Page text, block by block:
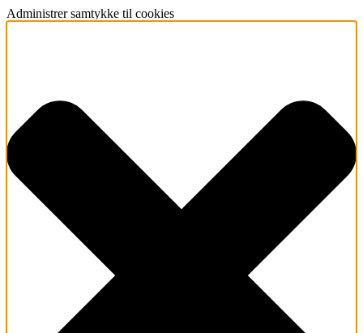
Administrer samtykke til cookies